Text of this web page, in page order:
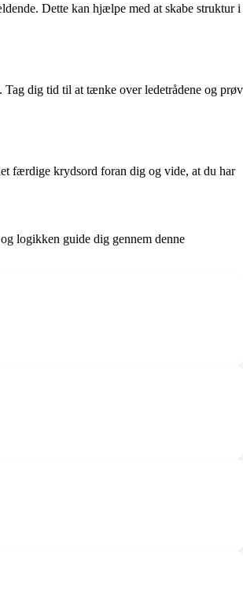
Dette kan hjælpe med at skabe struktur i
dig tid til at tænke over ledetrådene og prøv
færdige krydsord foran dig og vide, at du har
logikken guide dig gennem denne